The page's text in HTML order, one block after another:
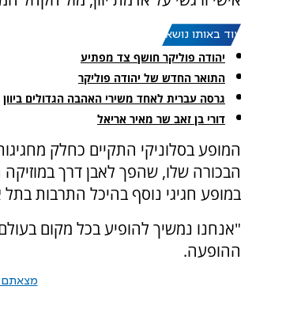
עוד באותו נושא:
יהודה פוליקר חושף צד מפתיע
התואר החדש של יהודה פוליקר
גרסה עברית לאחד משירי האהבה הגדולים ביוון
דורי בן זאב שר מאיר אריאל
במופע חגיגי נוסף בהיכל התרבות בתל
"אנחנו נמשיך להופיע בכל מקום
ההופעה.
מצאתם